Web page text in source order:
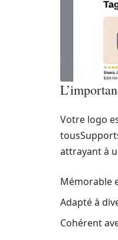
Votre logo
attrayant à
Mémorable
Adapté à
Cohérent